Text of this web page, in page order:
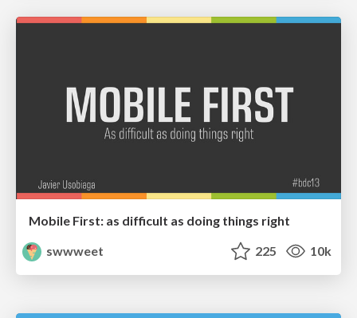
Mobile First: as difficult as doing things right
swwweet
225 10k